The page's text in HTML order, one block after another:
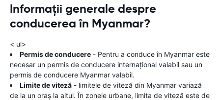
Informații generale despre
conducerea în Myanmar?
< ul>
Permis de conducere - Pentru a conduce în Myanmar este
necesar un permis de conducere internațional valabil sau un
permis de conducere Myanmar valabil.
Limite de viteză - limitele de viteză din Myanmar variază
de la un oraș la altul. În zonele urbane, limita de viteză este de